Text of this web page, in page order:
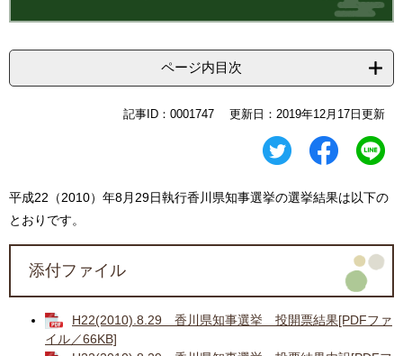
ページ内目次
記事ID：0001747 更新日：2019年12月17日更新
平成22（2010）年8月29日執行香川県知事選挙の選挙結果は以下の
とおりです。
添付ファイル
H22(2010).8.29 香川県知事選挙 投開票結果[PDFファ
イル／66KB]